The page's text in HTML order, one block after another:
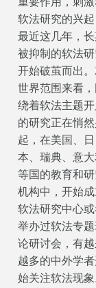
软法研究的兴起
最近这几年，
被抑制的软法
开始破茧而出
世界范围来看
绕着软法主题
的研究正在悄
起，在美国、日
本、瑞典、意
等国的教育和
机构中，开始
软法研究中心
举办过软法专
论研讨会，有
越多的中外学
始关注软法现象